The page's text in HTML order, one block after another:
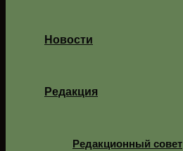
Новости
Редакция
Редакционный совет